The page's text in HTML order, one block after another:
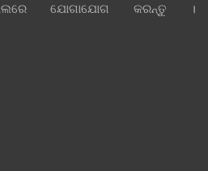
ଯୋଗାଯୋଗ କରନ୍ତୁ ।